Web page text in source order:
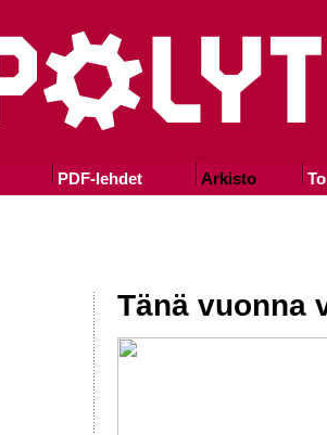
PDF-lehdet Arkisto
Tänä vuonna